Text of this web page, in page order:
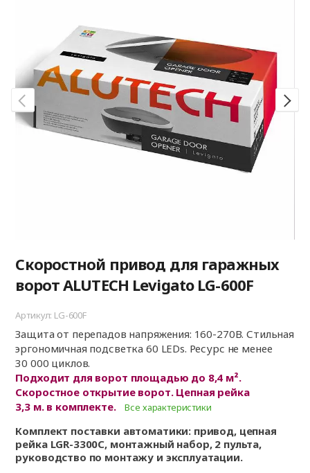
Скоростной привод для гаражных
ворот ALUTECH Levigato LG-600F
Артикул: LG-600F
Защита от перепадов напряжения: 160-270В. Стильная
эргономичная подсветка 60 LEDs. Ресурс не менее
30 000 циклов.
Подходит для ворот площадью до 8,4 м².
Скоростное открытие ворот. Цепная рейка
3,3 м. в комплекте.
Все характеристики
Комплект поставки автоматики: привод, цепная
рейка LGR-3300C, монтажный набор, 2 пульта,
руководство по монтажу и эксплуатации.